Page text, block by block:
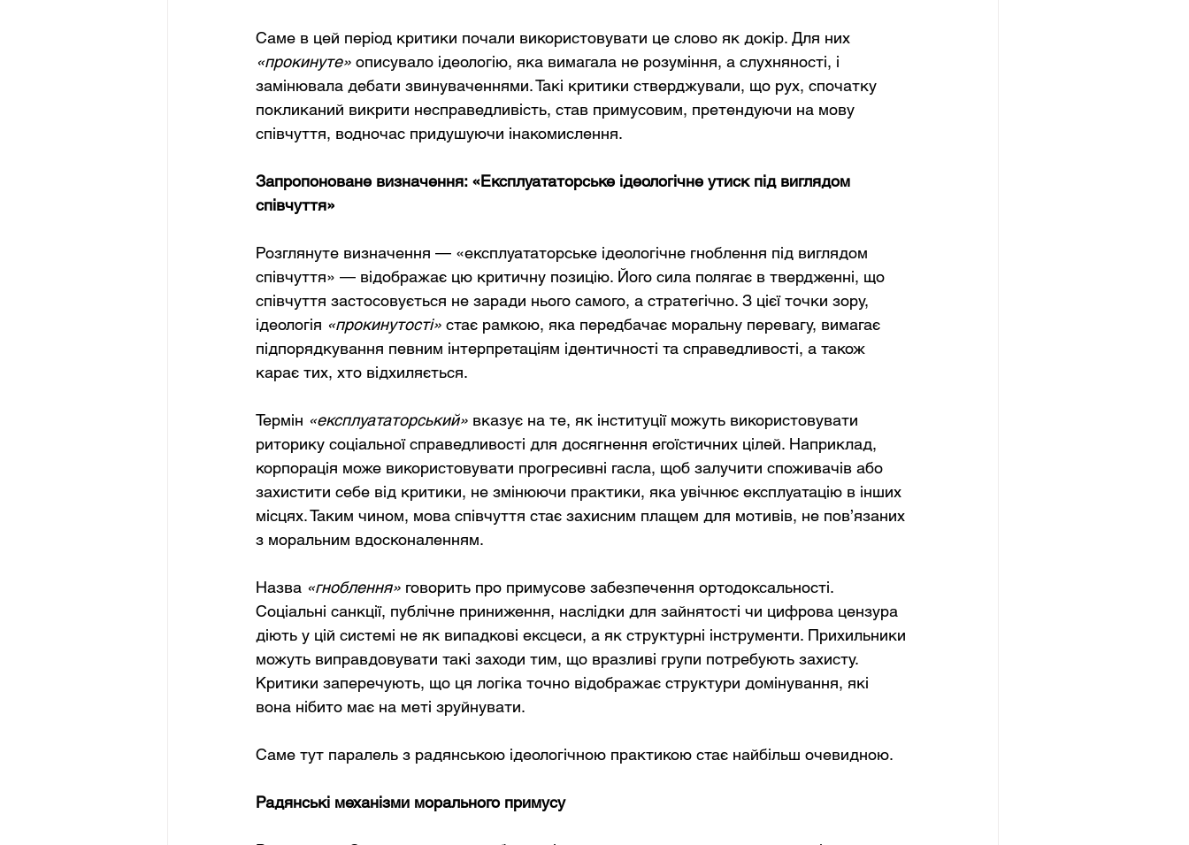
Саме в цей період критики почали використовувати це слово як докір. Для них
«прокинуте» описувало ідеологію, яка вимагала не розуміння, а слухняності, і
замінювала дебати звинуваченнями. Такі критики стверджували, що рух, спочатку
покликаний викрити несправедливість, став примусовим, претендуючи на мову
співчуття, водночас придушуючи інакомислення.
Запропоноване визначення: «Експлуататорське ідеологічне утиск під виглядом
співчуття»
Розглянуте визначення — «експлуататорське ідеологічне гноблення під виглядом
співчуття» — відображає цю критичну позицію. Його сила полягає в твердженні, що
співчуття застосовується не заради нього самого, а стратегічно. З цієї точки зору,
ідеологія «прокинутості» стає рамкою, яка передбачає моральну перевагу, вимагає
підпорядкування певним інтерпретаціям ідентичності та справедливості, а також
карає тих, хто відхиляється.
Термін «експлуататорський» вказує на те, як інституції можуть використовувати
риторику соціальної справедливості для досягнення егоїстичних цілей. Наприклад,
корпорація може використовувати прогресивні гасла, щоб залучити споживачів або
захистити себе від критики, не змінюючи практики, яка увічнює експлуатацію в інших
місцях. Таким чином, мова співчуття стає захисним плащем для мотивів, не пов’язаних
з моральним вдосконаленням.
Назва «гноблення» говорить про примусове забезпечення ортодоксальності.
Соціальні санкції, публічне приниження, наслідки для зайнятості чи цифрова цензура
діють у цій системі не як випадкові ексцеси, а як структурні інструменти. Прихильники
можуть виправдовувати такі заходи тим, що вразливі групи потребують захисту.
Критики заперечують, що ця логіка точно відображає структури домінування, які
вона нібито має на меті зруйнувати.
Саме тут паралель з радянською ідеологічною практикою стає найбільш очевидною.
Радянські механізми морального примусу